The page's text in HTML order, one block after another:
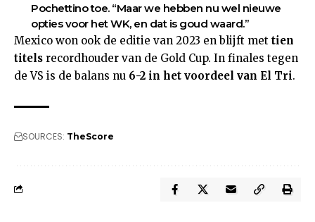
Pochettino toe. “Maar we hebben nu wel nieuwe
opties voor het WK, en dat is goud waard.”
Mexico won ook de editie van 2023 en blijft met tien
titels recordhouder van de Gold Cup. In finales tegen
de VS is de balans nu 6-2 in het voordeel van El Tri.
SOURCES: TheScore